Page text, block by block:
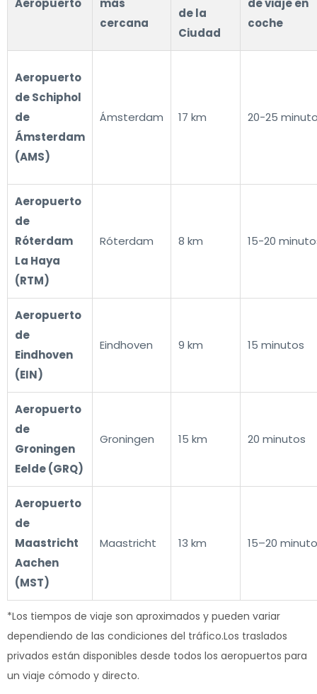
Aeropuerto
más
cercana
de la
Ciudad
de viaje en
coche
Aeropuerto
de Schiphol
de
Ámsterdam
(AMS)
Ámsterdam 17 km 20-25
Aeropuerto
de
Róterdam
La Haya
(RTM)
Róterdam 8 km 15-20
Aeropuerto
de
Eindhoven
(EIN)
Eindhoven 9 km 15 minutos
Aeropuerto
de
Groningen
Eelde (GRQ)
Groningen 15 km 20 minutos
Aeropuerto
de
Maastricht
Aachen
(MST)
Maastricht 13 km 15–20
*Los tiempos de viaje son aproximados y pueden variar
dependiendo de las condiciones del tráfico.Los traslados
privados están disponibles desde todos los aeropuertos para
un viaje cómodo y directo.